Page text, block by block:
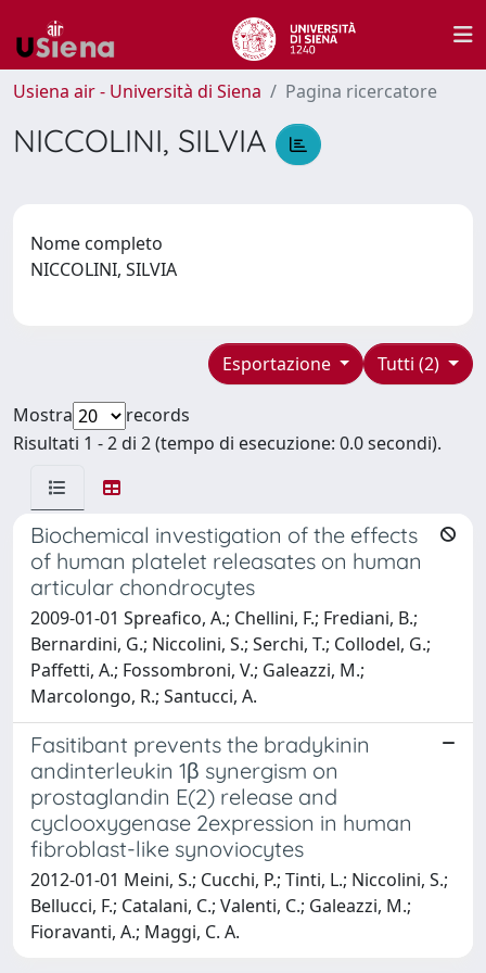
Usiena air - Università di Siena Pagina ricercatore
NICCOLINI, SILVIA
Nome completo
NICCOLINI, SILVIA
Tutti (2)
Esportazione
Mostra
records
Risultati 1 - 2 di 2 (tempo di esecuzione: 0.0 secondi).
Biochemical investigation of the effects
of human platelet releasates on human
articular chondrocytes
2009-01-01 Spreafico, A.; Chellini, F.; Frediani, B.;
Bernardini, G.; Niccolini, S.; Serchi, T.; Collodel, G.;
Paffetti, A.; Fossombroni, V.; Galeazzi, M.;
Marcolongo, R.; Santucci, A.
Fasitibant prevents the bradykinin
andinterleukin 1β synergism on
prostaglandin E(2) release and
cyclooxygenase 2expression in human
fibroblast-like synoviocytes
2012-01-01 Meini, S.; Cucchi, P.; Tinti, L.; Niccolini, S.;
Bellucci, F.; Catalani, C.; Valenti, C.; Galeazzi, M.;
Fioravanti, A.; Maggi, C. A.